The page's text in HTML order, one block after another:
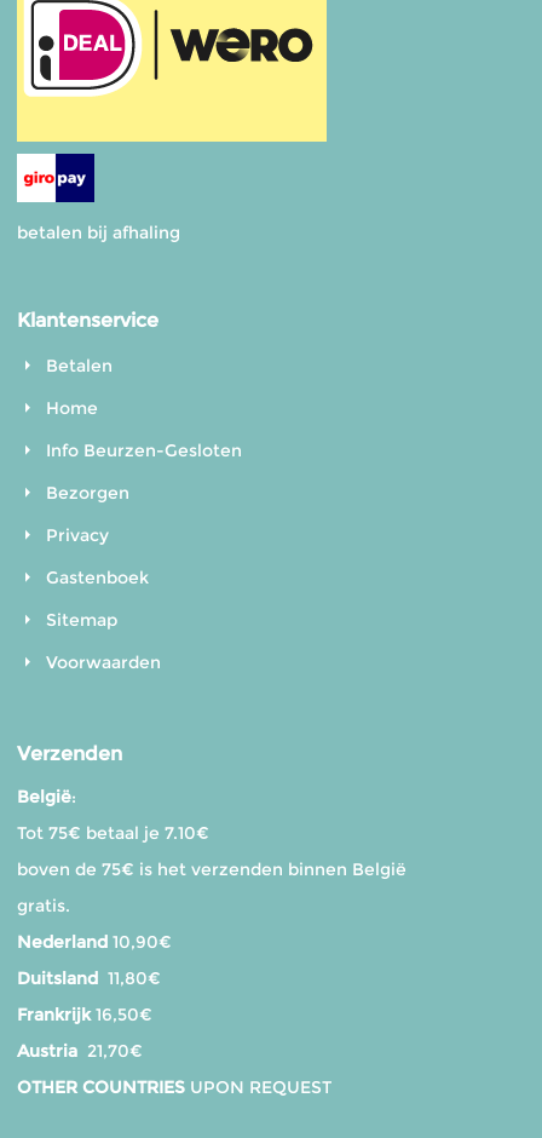
betalen bij afhaling
Klantenservice
Betalen
Home
Info Beurzen-Gesloten
Bezorgen
Privacy
Gastenboek
Sitemap
Voorwaarden
Verzenden
België:
Tot 75€ betaal je 7.10€
boven de 75€ is het verzenden binnen België
gratis.
Nederland10,90€
Duitsland11,80€
Frankrijk16,50€
Austria21,70€
OTHER COUNTRIESUPON REQUEST